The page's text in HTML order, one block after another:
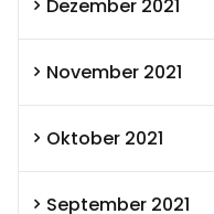
Dezember 2021
November 2021
Oktober 2021
September 2021